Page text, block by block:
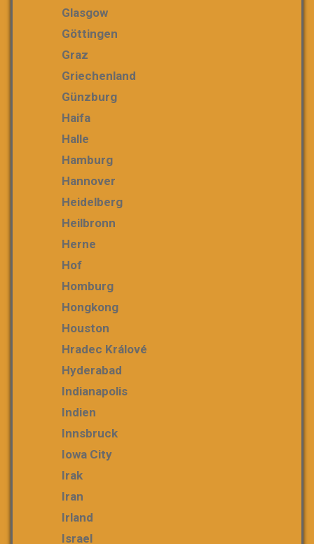
Glasgow
Göttingen
Graz
Griechenland
Günzburg
Haifa
Halle
Hamburg
Hannover
Heidelberg
Heilbronn
Herne
Hof
Homburg
Hongkong
Houston
Hradec Králové
Hyderabad
Indianapolis
Indien
Innsbruck
Iowa City
Irak
Iran
Irland
Israel